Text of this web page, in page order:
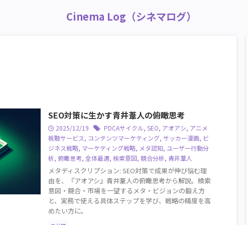
Cinema Log（シネマログ）
SEO対策に生かす青井葦人の俯瞰思考
2025/12/19 PDCAサイクル, SEO, アオアシ, アニメ
視聴サービス, コンテンツマーケティング, サッカー漫画, ビ
ジネス戦略, マーケティング戦略, メタ認知, ユーザー行動分
析, 俯瞰思考, 全体最適, 検索意図, 競合分析, 青井葦人
メタディスクリプション: SEO対策で成果が伸び悩む理
由を、『アオアシ』青井葦人の俯瞰思考から解説。検索
意図・競合・市場を一望するメタ・ビジョンの鍛え方
と、実務で使える具体ステップを学び、戦略の精度を高
めたい方に。